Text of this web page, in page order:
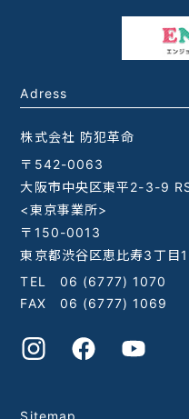
Adress
株式会社 防犯革命
〒542-0063
大阪市中央区東平2-3-9
<東京事業所>
〒150-0013
東京都渋谷区恵比寿3丁目
TEL 06 (6777) 1070
FAX 06 (6777) 1069
Sitemap